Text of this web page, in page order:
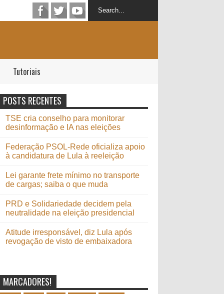
Tutoriais
POSTS RECENTES
TSE cria conselho para monitorar
desinformação e IA nas eleições
Federação PSOL-Rede oficializa apoio
à candidatura de Lula à reeleição
Lei garante frete mínimo no transporte
de cargas; saiba o que muda
PRD e Solidariedade decidem pela
neutralidade na eleição presidencial
Atitude irresponsável, diz Lula após
revogação de visto de embaixadora
MARCADORES!